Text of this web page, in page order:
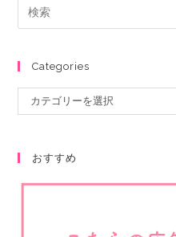
Categories
カテゴリーを選択
おすすめ